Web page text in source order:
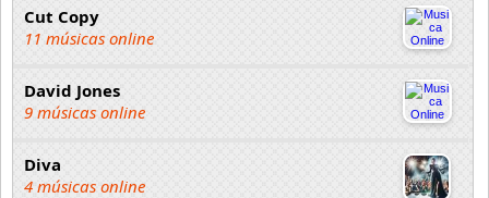
Cut Copy
11 músicas online
David Jones
9 músicas online
Diva
4 músicas online